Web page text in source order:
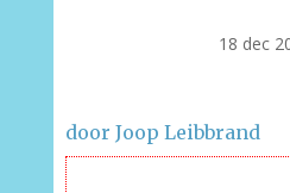
18 dec
door Joop Leibbrand